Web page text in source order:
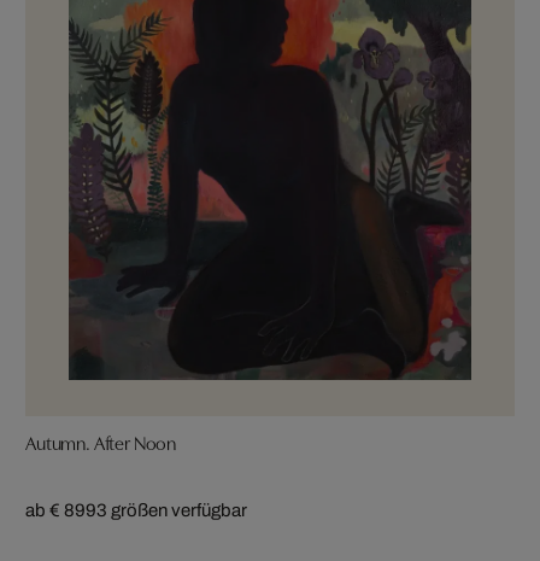
Autumn. After Noon
ab € 8993 größen verfügbar